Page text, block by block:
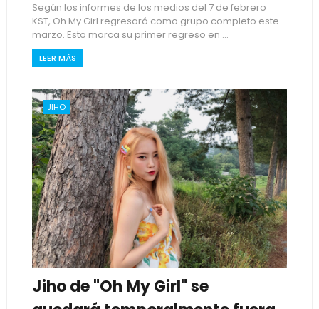
Según los informes de los medios del 7 de febrero
KST, Oh My Girl regresará como grupo completo este
marzo. Esto marca su primer regreso en ...
LEER MÁS
JIHO
Jiho de "Oh My Girl" se